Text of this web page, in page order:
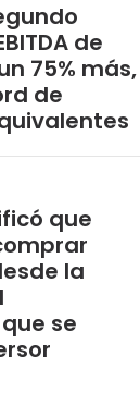
de
75% más,
de
que
la
se